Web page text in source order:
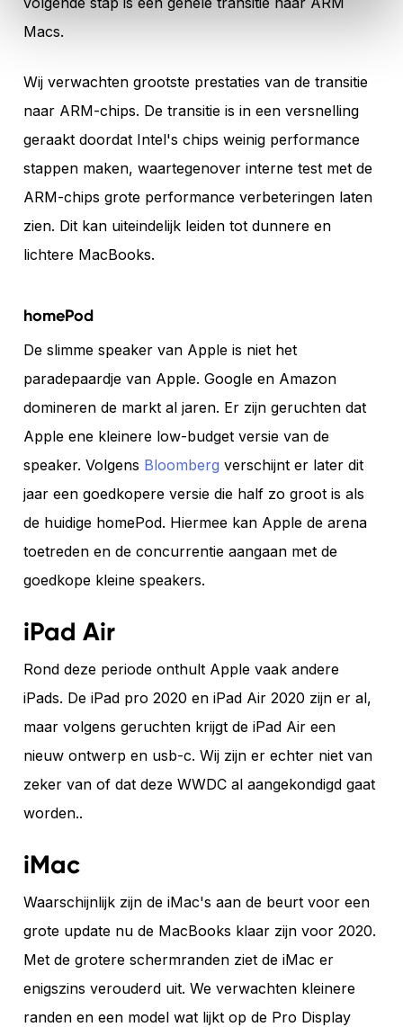
Macs.
Wij verwachten grootste prestaties van de transitie
naar ARM-chips. De transitie is in een versnelling
geraakt doordat Intel's chips weinig performance
stappen maken, waartegenover interne test met de
ARM-chips grote performance verbeteringen laten
zien. Dit kan uiteindelijk leiden tot dunnere en
lichtere MacBooks.
homePod
De slimme speaker van Apple is niet het
paradepaardje van Apple. Google en Amazon
domineren de markt al jaren. Er zijn geruchten dat
Apple ene kleinere low-budget versie van de
speaker. Volgens Bloomberg verschijnt er later dit
jaar een goedkopere versie die half zo groot is als
de huidige homePod. Hiermee kan Apple de arena
toetreden en de concurrentie aangaan met de
goedkope kleine speakers.
iPad Air
Rond deze periode onthult Apple vaak andere
iPads. De iPad pro 2020 en iPad Air 2020 zijn er al,
maar volgens geruchten krijgt de iPad Air een
nieuw ontwerp en usb-c. Wij zijn er echter niet van
zeker van of dat deze WWDC al aangekondigd gaat
worden..
iMac
Waarschijnlijk zijn de iMac's aan de beurt voor een
grote update nu de MacBooks klaar zijn voor 2020.
Met de grotere schermranden ziet de iMac er
enigszins verouderd uit. We verwachten kleinere
randen en een model wat lijkt op de Pro Display